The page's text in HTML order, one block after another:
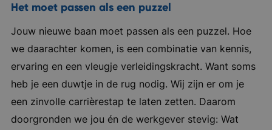
Het moet passen als een puzzel
Jouw nieuwe baan moet passen als een puzzel. Hoe
we daarachter komen, is een combinatie van kennis,
ervaring en een vleugje verleidingskracht. Want soms
heb je een duwtje in de rug nodig. Wij zijn er om je
een zinvolle carrièrestap te laten zetten. Daarom
doorgronden we jou én de werkgever stevig: Wat